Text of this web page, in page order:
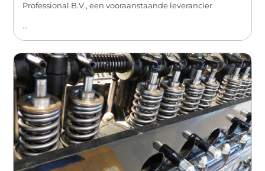
Professional B.V., een vooraanstaande leverancier
...